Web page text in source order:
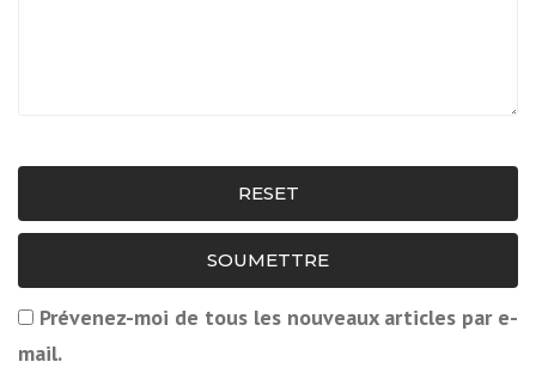
RESET
SOUMETTRE
Prévenez-moi de tous les nouveaux articles par e-
mail.